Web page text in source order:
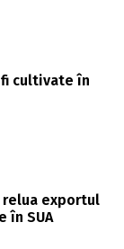
cultivate în
relua exportul
în SUA